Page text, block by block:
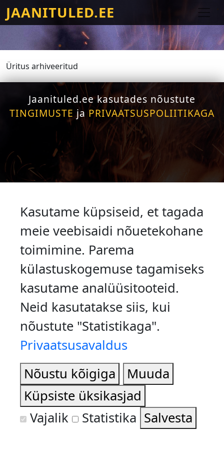
JAANITULED.EE
Üritus arhiveeritud
Kasutame küpsiseid, et tagada
meie veebisaidi nõuetekohane
toimimine. Parema
külastuskogemuse tagamiseks
kasutame analüüsitooteid.
Neid kasutatakse siis, kui
nõustute "Statistikaga".
Privaatsusavaldus
Nõustu kõigiga
Muuda
Küpsiste üksikasjad
Vajalik
Statistika Salvesta
Jaanituled.ee kasutades nõustute
TINGIMUSTEjaPRIVAATSUSPOLIITIKAGA
FACEBOOK
INSTAGRAM
TINGIMUSED
PRIVAATSUSPOLIITIKA
© JAANITULED.EE 2026
ARENDAJACAUPO HELVIK OÜ